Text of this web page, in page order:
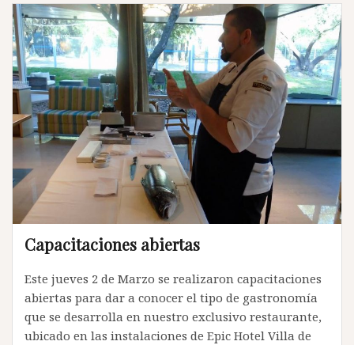
Capacitaciones abiertas
Este jueves 2 de Marzo se realizaron capacitaciones
abiertas para dar a conocer el tipo de gastronomía
que se desarrolla en nuestro exclusivo restaurante,
ubicado en las instalaciones de Epic Hotel Villa de